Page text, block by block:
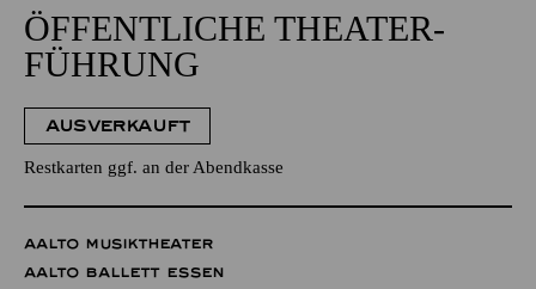
ÖFFENTLICHE THEATER­
FÜHRUNG
AUSVERKAUFT
Restkarten ggf. an der Abendkasse
AALTO MUSIKTHEATER
AALTO BALLETT ESSEN